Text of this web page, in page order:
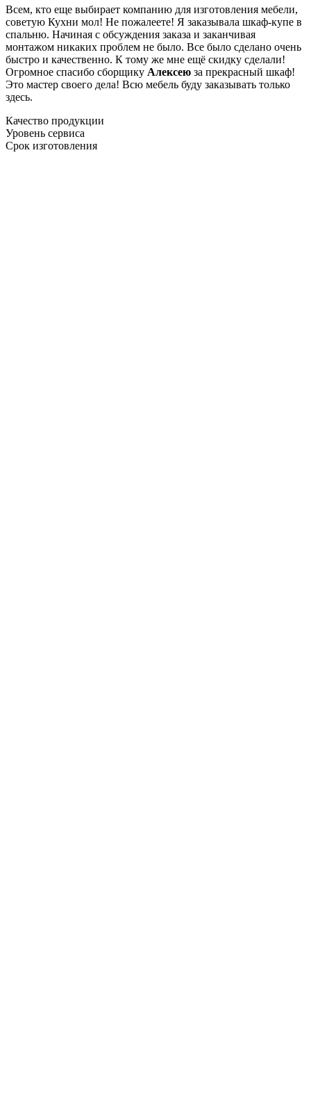
Всем, кто еще выбирает компанию для изготовления мебели,
советую Кухни мол! Не пожалеете! Я заказывала шкаф-купе в
спальню. Начиная с обсуждения заказа и заканчивая
монтажом никаких проблем не было. Все было сделано очень
быстро и качественно. К тому же мне ещё скидку сделали!
Огромное спасибо сборщику Алексею за прекрасный шкаф!
Это мастер своего дела! Всю мебель буду заказывать только
здесь.
Качество продукции
Уровень сервиса
Срок изготовления